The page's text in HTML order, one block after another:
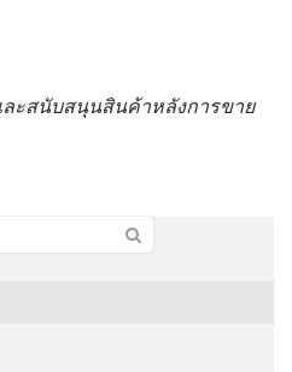
ะสนับสนุนสินค้าหลังการขาย